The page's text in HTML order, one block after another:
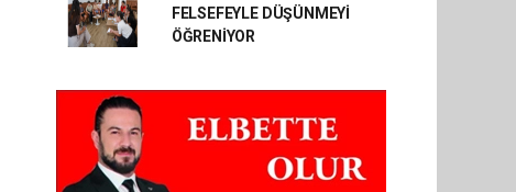
FELSEFEYLE DÜŞÜNMEYİ
ÖĞRENİYOR